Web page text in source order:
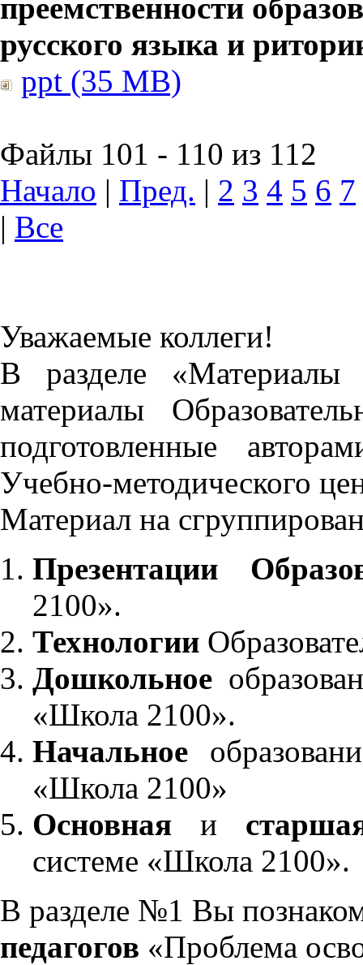
преемственности
русского языка и
ppt (35 MB)
Файлы 101 - 110 из 112
Начало | Пред. | 2 3 4 5 6 7
| Все
Уважаемые коллеги!
В разделе «Материалы
материалы
подготовленные
Учебно-методического
Материал на
Презентации
2100».
Технологии
Дошкольное
«Школа 2100».
Начальное
«Школа 2100»
Основнаяи
системе «Школа 2100».
В разделе №1 Вы
педагогов «Проблема